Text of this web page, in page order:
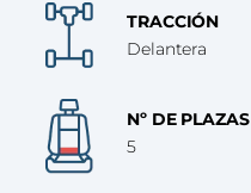
TRACCIÓN
Delantera
Nº DE PLAZAS
5